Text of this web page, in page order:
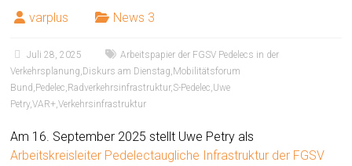
varplus News 3
Juli 28, 2025
Arbeitspapier der FGSV Pedelecs in der
Verkehrsplanung, Diskurs am Dienstag, Mobilitätsforum
Bund , Pedelec, Radverkehrsinfrastruktur,S-Pedelec,Uwe
Petry,VAR+,Verkehrsinfrastruktur
Am 16. September 2025 stellt Uwe Petry als
Arbeitskreisleiter Pedelectaugliche Infrastruktur der FGSV